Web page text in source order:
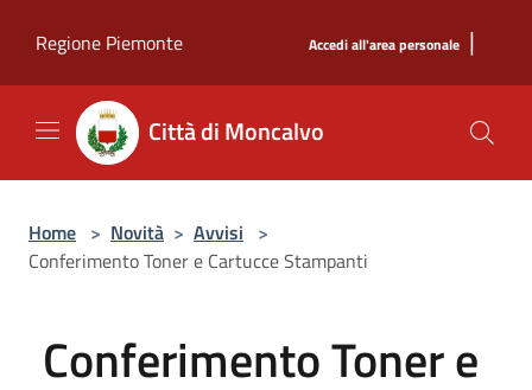
Regione Piemonte
Accedi all'area personale |
Città di Moncalvo
Home > Novità > Avvisi >
Conferimento Toner e Cartucce Stampanti
Conferimento Toner e